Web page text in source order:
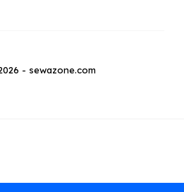
- sewazone.com